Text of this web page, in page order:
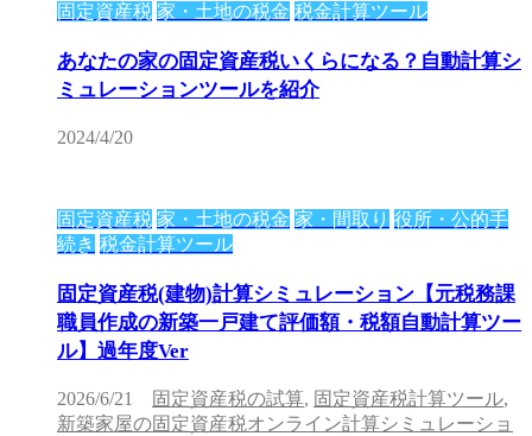
固定資産税 家・土地の税金 税金計算ツール
あなたの家の固定資産税いくらになる？自動計算シ
ミュレーションツールを紹介
2024/4/20
固定資産税 家・土地の税金 家・間取り 役所・公的手
続き 税金計算ツール
固定資産税(建物)計算シミュレーション【元税務課
職員作成の新築一戸建て評価額・税額自動計算ツー
ル】過年度Ver
2026/6/21 固定資産税の試算, 固定資産税計算ツール,
新築家屋の固定資産税オンライン計算シミュレーショ